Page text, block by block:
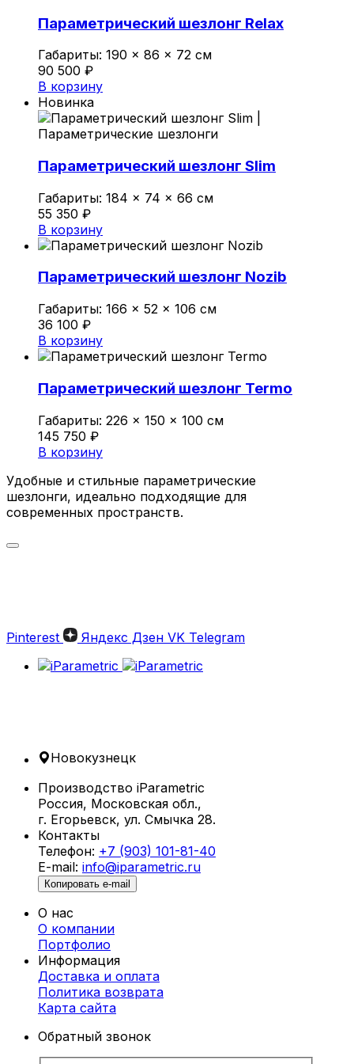
0
Обзор корзины
В корзине нет товаров.
Параметрический шезлонг Relax
Габариты: 190 × 86 × 72 см
90 500 ₽
В корзину
Новинка
Параметрический шезлонг Slim
Габариты: 184 × 74 × 66 см
55 350 ₽
В корзину
Параметрический шезлонг Nozib
Габариты: 166 × 52 × 106 см
36 100 ₽
В корзину
Параметрический шезлонг Termo
Габариты: 226 × 150 × 100 см
145 750 ₽
В корзину
Удобные и стильные параметрические
шезлонги, идеально подходящие для
современных пространств.
Параметрические шезлонги — это
современное решение для комфортного
отдыха и оформления стильного
и общественных зон отдыха, таких как пляжи,
парки, бассейны и террасы.
Что такое параметрические шезлонги?
Параметрические шезлонги в
Новокузнецке создаются с использованием
алгоритмического проектирования,
позволяющего разрабатывать уникальные
формы с учетом анатомии человека. Благодаря
этому каждый шезлонг не только
привлекателен внешне, но и обеспечивает
максимальный комфорт.
Преимущества параметрических
шезлонгов
iParametric — это произведение
искусства, которое выделяет ваше
Pinterest Яндекс Дзен VK Telegram
Новокузнецк
Производство iParametric
Россия, Московская обл.,
г. Егорьевск, ул. Смычка 28.
Контакты
Телефон: +7 (903) 101-81-40
E-mail: info@iparametric.ru
Копировать e-mail
О нас
О компании
Портфолио
Информация
Доставка и оплата
Политика возврата
Карта cайта
Обратный звонок